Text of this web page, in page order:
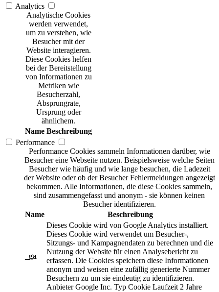
Analytics
Analytische Cookies
werden verwendet,
um zu verstehen, wie
Besucher mit der
Website interagieren.
Diese Cookies helfen
bei der Bereitstellung
von Informationen zu
Metriken wie
Besucherzahl,
Absprungrate,
Ursprung oder
ähnlichem.
Name Beschreibung
Performance
Performance Cookies sammeln Informationen darüber, wie
Besucher eine Webseite nutzen. Beispielsweise welche Seiten
Besucher wie häufig und wie lange besuchen, die Ladezeit
der Website oder ob der Besucher Fehlermeldungen angezeigt
bekommen. Alle Informationen, die diese Cookies sammeln,
sind zusammengefasst und anonym - sie können keinen
Besucher identifizieren.
Name
Beschreibung
_ga
Dieses Cookie wird von Google Analytics installiert.
Dieses Cookie wird verwendet um Besucher-,
Sitzungs- und Kampagnendaten zu berechnen und die
Nutzung der Website für einen Analysebericht zu
erfassen. Die Cookies speichern diese Informationen
anonym und weisen eine zufällig generierte Nummer
Besuchern zu um sie eindeutig zu identifizieren.
Anbieter Google Inc. Typ Cookie Laufzeit 2 Jahre